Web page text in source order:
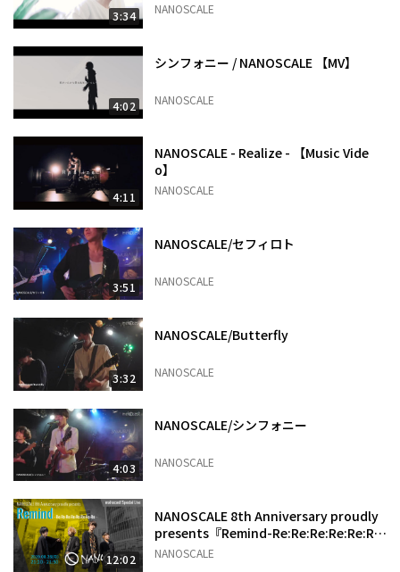
3:34 NANOSCALE
4:02
シンフォニー / NANOSCALE 【MV】
NANOSCALE
4:11
NANOSCALE - Realize - 【Music Vide
o】
NANOSCALE
3:51
NANOSCALE/セフィロト
NANOSCALE
3:32
NANOSCALE/Butterfly
NANOSCALE
4:03
NANOSCALE/シンフォニー
NANOSCALE
12:02
NANOSCALE 8th Anniversary proudly
presents『Remind-Re:Re:Re:Re:Re:Re:
Re:Re:』
NANOSCALE